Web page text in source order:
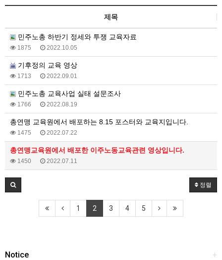
제목
민주노총 하반기 정세와 투쟁 교육자료
1875 2022.10.05
기후정의 교육 영상
1713 2022.09.01
민주노총 교육사업 실태 설문조사
1766 2022.08.19
총연맹 교육원에서 배포하는 8.15 포스터와 교육지입니다.
1475 2022.07.22
총연맹교육원에서 배포한 이주노동교육관련 영상입니다.
1450 2022.07.11
정렬
1 2 3 4 5
+
Notice